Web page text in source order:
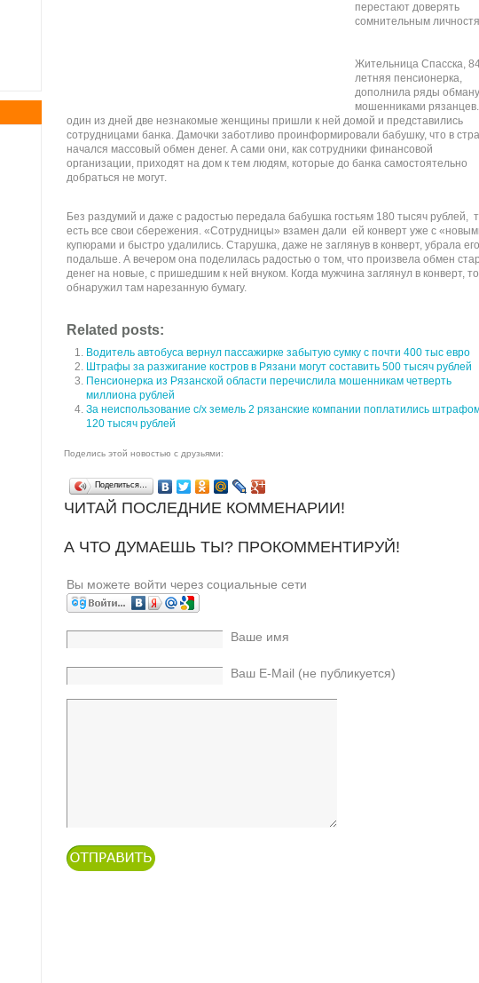
перестают доверять
сомнительным
Жительница Спасска,
летняя пенсионерка,
дополнила ряды
мошенниками
один из дней две незнакомые женщины пришли к ней домой и представились
сотрудницами банка. Дамочки заботливо проинформировали бабушку, что в
начался массовый обмен денег. А сами они, как сотрудники финансовой
организации, приходят на дом к тем людям, которые до банка самостоятельно
добраться не могут.
Без раздумий и даже с радостью передала бабушка гостьям 180 тысяч рублей,
есть все свои сбережения. «Сотрудницы» взамен дали ей конверт уже с
купюрами и быстро удалились. Старушка, даже не заглянув в конверт, убрала его
подальше. А вечером она поделилась радостью о том, что произвела обмен
денег на новые, с пришедшим к ней внуком. Когда мужчина заглянул в конверт, то
обнаружил там нарезанную бумагу.
Related posts:
Водитель автобуса вернул пассажирке забытую сумку с почти 400 тыс евро
Штрафы за разжигание костров в Рязани могут составить 500 тысяч рублей
Пенсионерка из Рязанской области перечислила мошенникам четверть
миллиона рублей
За неиспользование с/х земель 2 рязанские компании поплатились
120 тысяч рублей
Поделись этой новостью с друзьями:
Поделиться…
ЧИТАЙ ПОСЛЕДНИЕ КОММЕНАРИИ!
А ЧТО ДУМАЕШЬ ТЫ? ПРОКОММЕНТИРУЙ!
Вы можете войти через социальные сети
Ваше имя
Ваш E-Mail (не публикуется)